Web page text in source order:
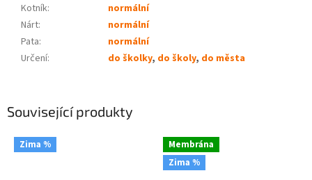
Související produkty
Zima %
Membrána
Zima %
Kotník:
normální
Nárt:
normální
Pata:
normální
Určení: do školky, do školy, do města